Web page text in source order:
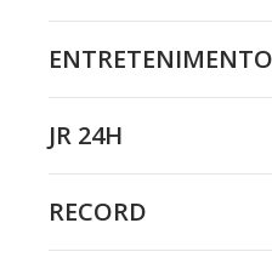
ENTRETENIMENTO
JR 24H
RECORD